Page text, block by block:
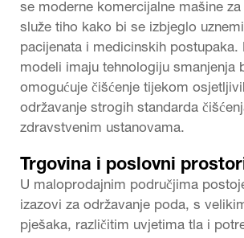
se moderne komercijalne mašine
služe tiho kako bi se izbjeglo
pacijenata i medicinskih postupaka.
modeli imaju tehnologiju smanjenja
omogućuje čišćenje tijekom
održavanje strogih standarda
zdravstvenim ustanovama.
Trgovina i poslovni
U maloprodajnim područjima
izazovi za održavanje poda, s
pješaka, različitim uvjetima tla i